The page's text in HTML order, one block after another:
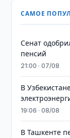
САМОЕ
Сенат
пенсий
21:00 · 07/08
В
19:06 · 08/08
В Ташкенте